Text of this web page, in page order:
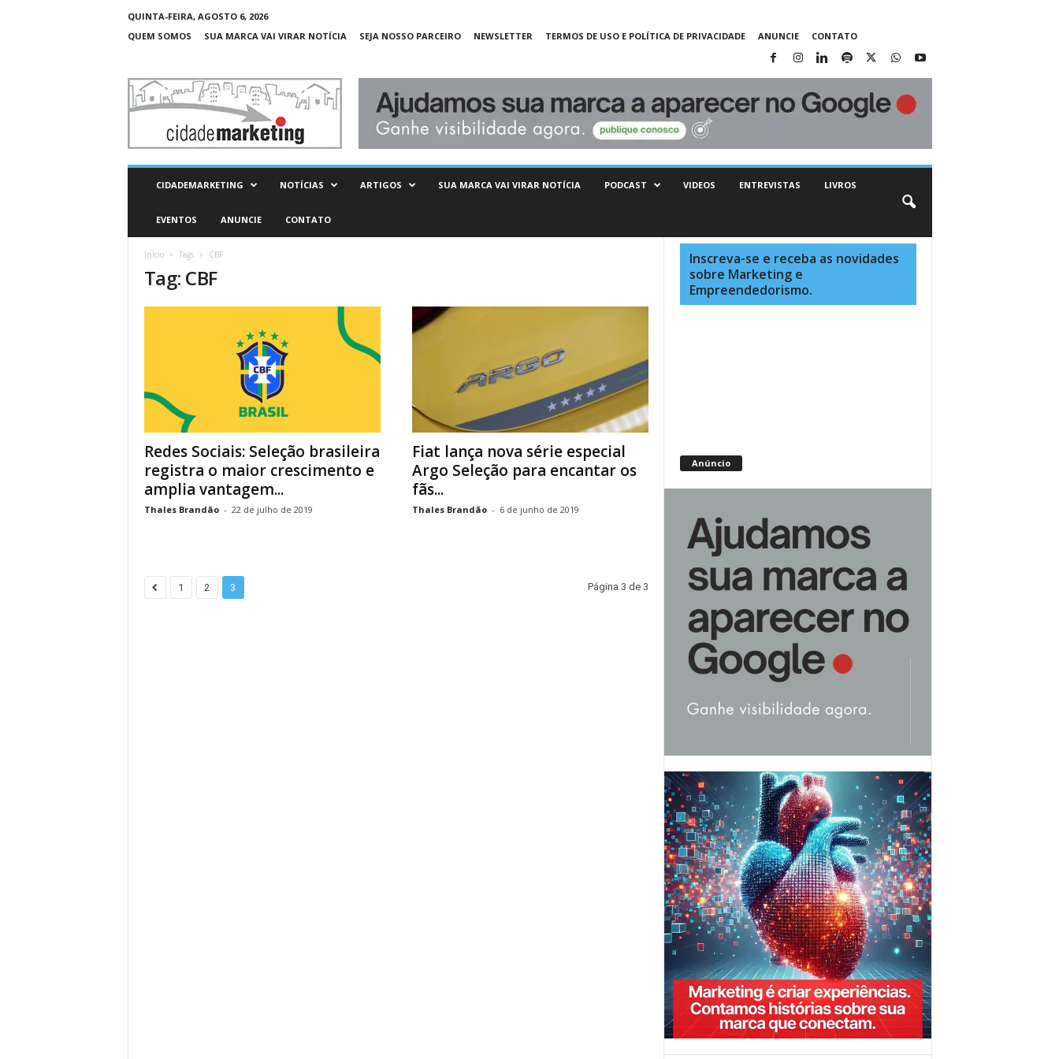
QUINTA-FEIRA, AGOSTO 6, 2026
QUEM SOMOS
SUA MARCA VAI VIRAR NOTÍCIA SEJA NOSSO PARCEIRO NEWSLETTER TERMOS DE USO E POLÍTICA DE PRIVACIDADE ANUNCIE CONTATO
C
d
CIDADEMARKETING NOTÍCIAS ARTIGOS SUA MARCA VAI VIRAR NOTÍCIA PODCAST VIDEOS ENTREVISTAS LIVROS
EVENTOS ANUNCIE CONTATO
Início Tags CBF
Tag: CBF
Redes Sociais: Seleção brasileira
registra o maior crescimento e
amplia vantagem...
Thales Brandão - 22 de julho de 2019
Fiat lança nova série especial
Argo Seleção para encantar os
fãs...
Thales Brandão - 6 de junho de 2019
1 2 3 Página 3 de 3
Inscreva-se e receba as novidades
sobre Marketing e
Empreendedorismo.
Anúncio